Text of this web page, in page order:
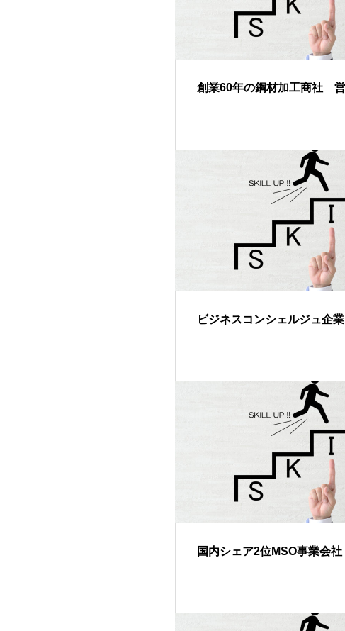
創業60年の鋼材加工商社
ビジネスコンシェルジュ企
国内シェア2位MSO事業会